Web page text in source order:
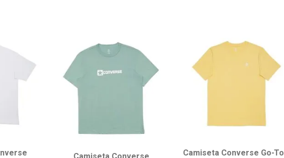
Camiseta Converse Go-To